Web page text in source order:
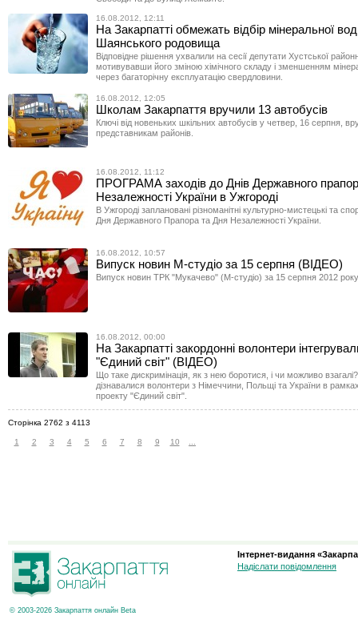
16.08.2012, 12:11
На Закарпатті обмежать відбір мінеральної
Шаянського родовища
Відповідне рішення ухвалили на сесії депутати Хустської
мотивувавши його зміною хімічного складу і зменшенням
через багаторічну експлуатацію свердловини.
16.08.2012, 12:05
Школам Закарпаття вручили 13 автобусів
Ключі від новеньких шкільних автобусів у четвер, 16 серпня,
представникам районів.
16.08.2012, 11:12
ПРОГРАМА заходів до Днів Державного
Незалежності України в Ужгороді
В Ужгороді заплановані різноманітні культурно-мистецькі та
Дня Державного Прапора та Дня Незалежності України.
16.08.2012, 10:57
Випуск новин М-студіо за 15 серпня (ВІДЕО)
Випуск новин ТРК "Мукачево" (М-студіо) за 15 серпня 2012
16.08.2012, 00:00
На Закарпатті закордонні волонтери
"Єдиний світ" (ВІДЕО)
Що таке дискримінація, як з нею боротися, і чи можливо
дізнавалися волонтери з Німеччини, Польщі та України в
проекту "Єдиний світ".
Сторінка 2762 з 4113
1 2 3 4 5 6 7 8 9 10
© 2003-2026 Закарпаття онлайн Beta
Інтернет-видання
Надіслати повідомлення